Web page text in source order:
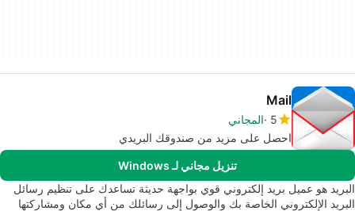
Mail
5 المجاني
احصل على مزيد من صندوقك البريدي
تنزيل مجاني لـ Windows
البريد هو عميل بريد إلكتروني قوي بواجهة حديثة تساعدك على تنظيم رسائل
البريد الإلكتروني الخاصة بك والوصول إلى رسائلك من أي مكان ومشاركتها